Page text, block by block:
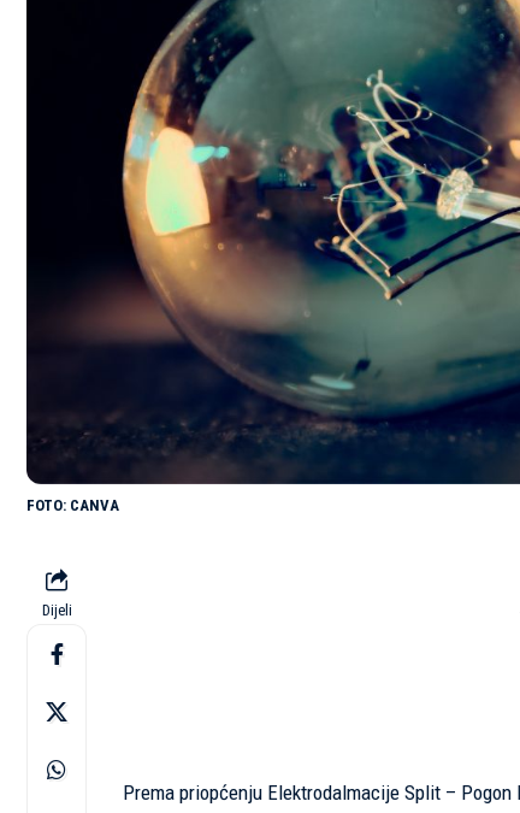
CANVA
Dijeli
Prema priopćenju Elektrodalmacije Split –